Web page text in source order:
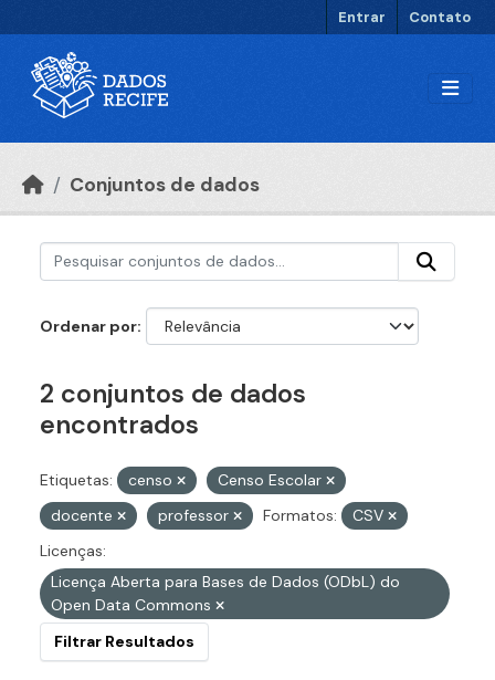
Entrar Contato
Conjuntos de dados
Ordenar por
2 conjuntos de dados
encontrados
Etiquetas: censo
Censo Escolar
docente
professor Formatos:
CSV
Licenças:
Licença Aberta para Bases de Dados (ODbL) do
Open Data Commons
Filtrar Resultados